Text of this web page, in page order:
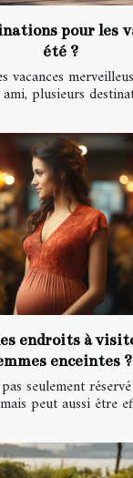
pour les
été ?
vacances
plusieurs
endroits à
enceintes ?
seulement
peut aussi être